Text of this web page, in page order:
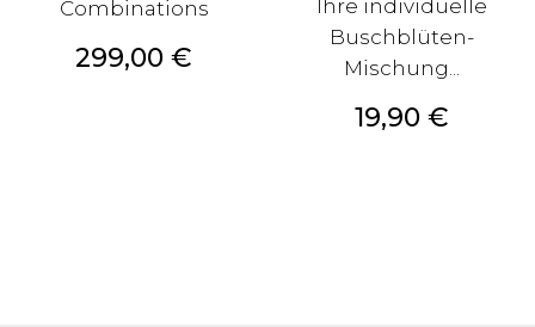
Combinations
Preis
299,00 €
Ihre individuelle
Buschblüten-
Mischung...
Preis
19,90 €